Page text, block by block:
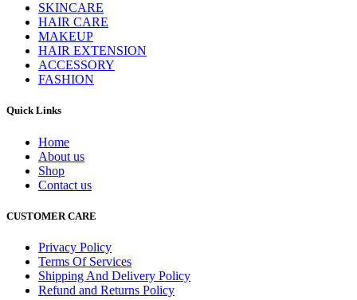
SKINCARE
HAIR CARE
MAKEUP
HAIR EXTENSION
ACCESSORY
FASHION
Quick Links
Home
About us
Shop
Contact us
CUSTOMER CARE
Privacy Policy
Terms Of Services
Shipping And Delivery Policy
Refund and Returns Policy